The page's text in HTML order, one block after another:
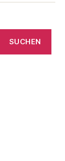
SUCHEN